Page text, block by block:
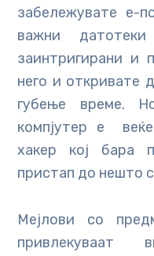
забележувате е-
важни
заинтригирани и
него и откривате
губење време.
компјутер е
хакер кој бара
пристап до нешто
Мејлови со
привлекуваат